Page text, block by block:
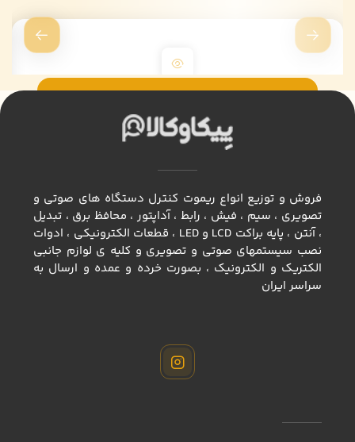
فروش و توزیع انواع ريموت كنترل دستگاه های صوتی و
تصویری ، سيم ، فيش ، رابط ، آداپتور ، محافظ برق ، تبديل
، آنتن ، پايه براكت LCD و LED ، قطعات الكترونيكي ، ادوات
نصب سيستمهاي صوتي و تصويري و كليه ي لوازم جانبي
الكتريك و الكترونيك ، بصورت خرده و عمده و ارسال به
سراسر ايران